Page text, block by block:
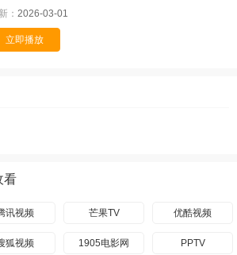
： 2026-03-01
立即播放
看
讯视频 芒果TV 优酷视频
狐视频 1905电影网 PPTV